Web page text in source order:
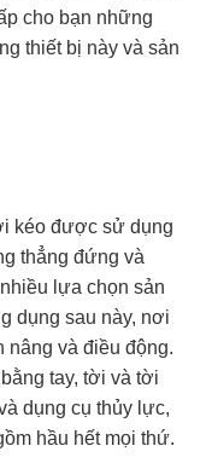
cho bạn những
thiết bị này và sản
kéo được sử dụng
thẳng đứng và
lựa chọn sản
dụng sau này, nơi
nâng và điều động.
tay, tời và tời
dụng cụ thủy lực,
hầu hết mọi thứ.